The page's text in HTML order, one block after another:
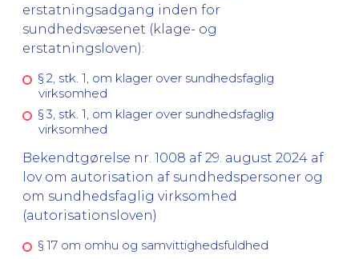
erstatningsadgang inden for
sundhedsvæsenet (klage- og
erstatningsloven):
§ 2, stk. 1, om klager over sundhedsfaglig
virksomhed
§ 3, stk. 1, om klager over sundhedsfaglig
virksomhed
Bekendtgørelse nr. 1008 af 29. august 2024 af
lov om autorisation af sundhedspersoner og
om sundhedsfaglig virksomhed
(autorisationsloven)
§ 17 om omhu og samvittighedsfuldhed